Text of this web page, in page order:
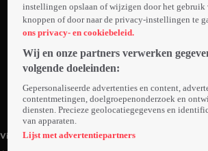
Ga
naar
Ga
Trailer
Videoland useful links.
Videoland
instellingen opslaan of wijzigen door het gebruik
knoppen of door naar de privacy-instellingen te
ons privacy- en cookiebeleid.
Wij en onze partners verwerken
volgende doeleinden:
Gepersonaliseerde advertenties en content,
contentmetingen, doelgroepenonderzoek en
diensten. Precieze geolocatiegegevens en
van apparaten.
Lijst met advertentiepartners